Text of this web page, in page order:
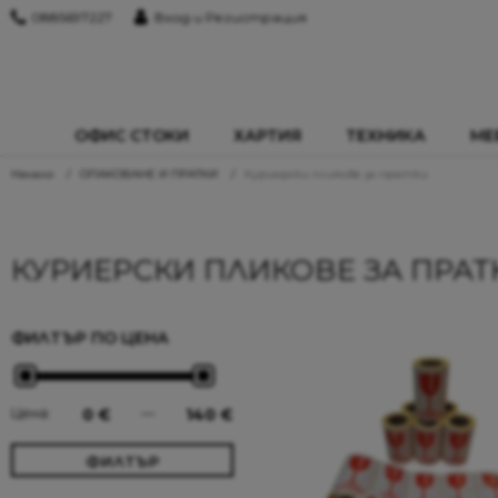
ОФИС СТОКИ ХАРТИЯ ТЕХНИКА
0885697227 Вход и Регистрация
Начало ОПАКОВАНЕ И ПРАТКИ
КУРИЕРСКИ ПЛИКОВЕ ЗА
ФИЛТЪР ПО ЦЕНА
ФИЛТЪР
Цена: 0 € 140 €